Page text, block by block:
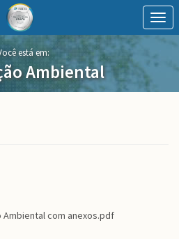
está em:
Ambiental
Ambiental com anexos.pdf